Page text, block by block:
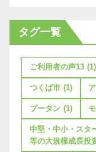
タグ一覧
ご利用者の声13 (1)
つくば市 (1)
ブータン (1)
中堅・中小・スタ
等の大規模成長投